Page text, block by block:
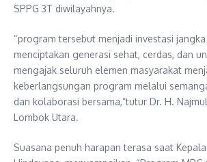
SPPG 3T diwilayahnya.
“program tersebut menjadi investasi
menciptakan generasi sehat, cerdas, dan
mengajak seluruh elemen masyarakat
keberlangsungan program melalui
dan kolaborasi bersama,”tutur Dr. H.
Lombok Utara.
Suasana penuh harapan terasa saat Kepala